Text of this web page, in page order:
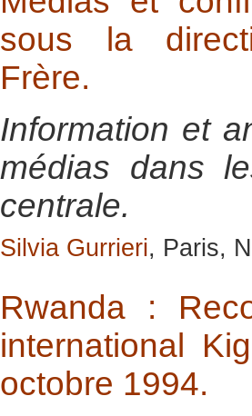
sous la
Frère.
Information et
médias dans
centrale.
Silvia Gurrieri, Paris,
Rwanda :
international
octobre 1994.